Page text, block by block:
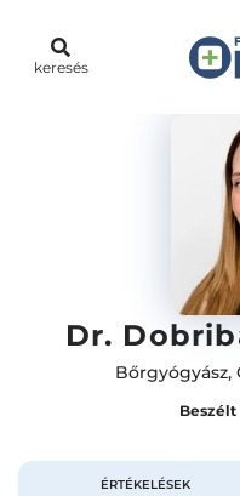
keresés
Dr.
Bőrgyógyász,
ÉRTÉKELÉSEK